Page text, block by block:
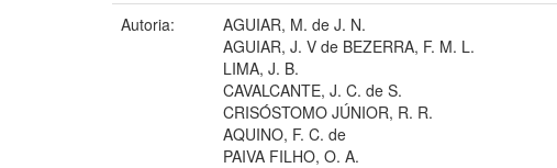
Autoria:
AGUIAR, M. de J. N.
AGUIAR, J. V de BEZERRA, F. M. L.
LIMA, J. B.
CAVALCANTE, J. C. de S.
CRISÓSTOMO JÚNIOR, R. R.
AQUINO, F. C. de
PAIVA FILHO, O. A.